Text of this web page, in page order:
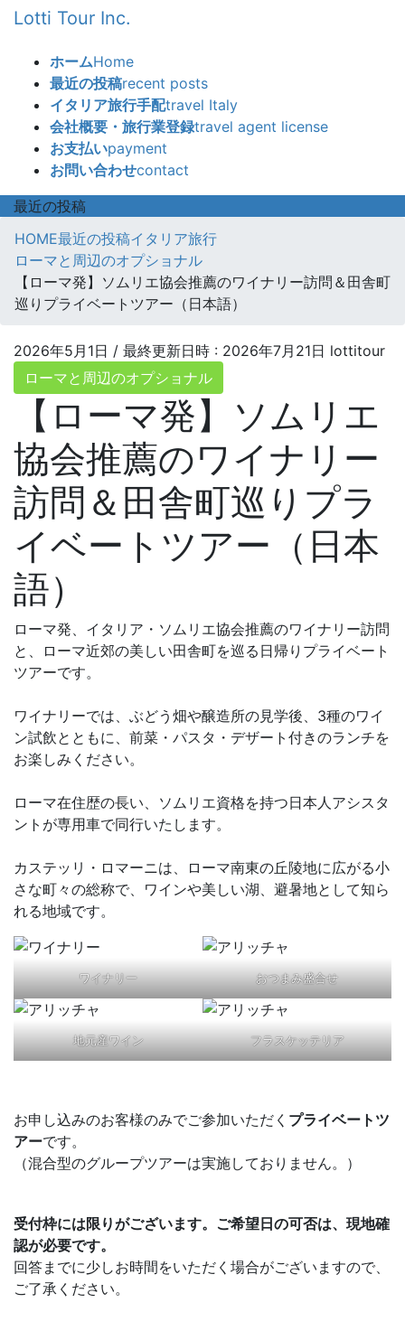
Lotti Tour Inc.
ホームHome
最近の投稿recent posts
イタリア旅行手配travel Italy
会社概要・旅行業登録travel agent license
お支払いpayment
お問い合わせcontact
最近の投稿
HOME最近の投稿イタリア旅行
ローマと周辺のオプショナル
【ローマ発】ソムリエ協会推薦のワイナリー訪問＆田舎町
巡りプライベートツアー（日本語）
2026年5月1日 / 最終更新日時 : 2026年7月21日 lottitour
ローマと周辺のオプショナル
【ローマ発】ソムリエ
協会推薦のワイナリー
訪問＆田舎町巡りプラ
イベートツアー（日本
語）
ローマ発、イタリア・ソムリエ協会推薦のワイナリー訪問
と、ローマ近郊の美しい田舎町を巡る日帰りプライベート
ツアーです。
ワイナリーでは、ぶどう畑や醸造所の見学後、3種のワイ
ン試飲とともに、前菜・パスタ・デザート付きのランチを
お楽しみください。
ローマ在住歴の長い、ソムリエ資格を持つ日本人アシスタ
ントが専用車で同行いたします。
カステッリ・ロマーニは、ローマ南東の丘陵地に広がる小
さな町々の総称で、ワインや美しい湖、避暑地として知ら
れる地域です。
ワイナリー おつまみ盛合せ
地元産ワイン フラスケッテリア
お申し込みのお客様のみでご参加いただく プライベートツ
アーです。
（混合型のグループツアーは実施しておりません。）
受付枠には限りがございます。ご希望日の可否は、現地確
認が必要です。
回答までに少しお時間をいただく場合がございますので、
ご了承ください。